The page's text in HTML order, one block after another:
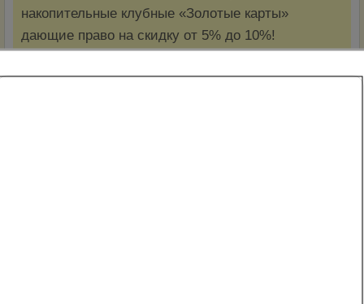
накопительные клубные «Золотые карты»
дающие право на скидку от 5% до 10%!